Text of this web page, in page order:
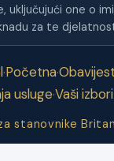
uključujući one o
za te
·Početna·
usluge·Vaši
stanovnike